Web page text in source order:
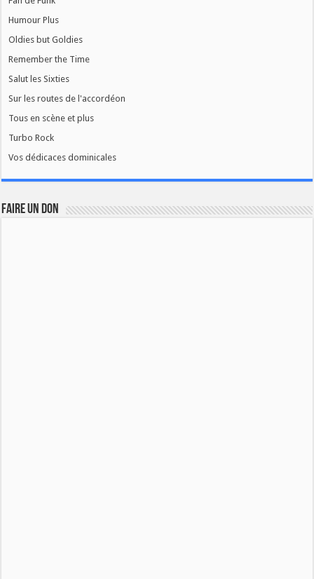
Humour Plus
Oldies but Goldies
Remember the Time
Salut les Sixties
Sur les routes de l'accordéon
Tous en scène et plus
Turbo Rock
Vos dédicaces dominicales
FAIRE UN DON